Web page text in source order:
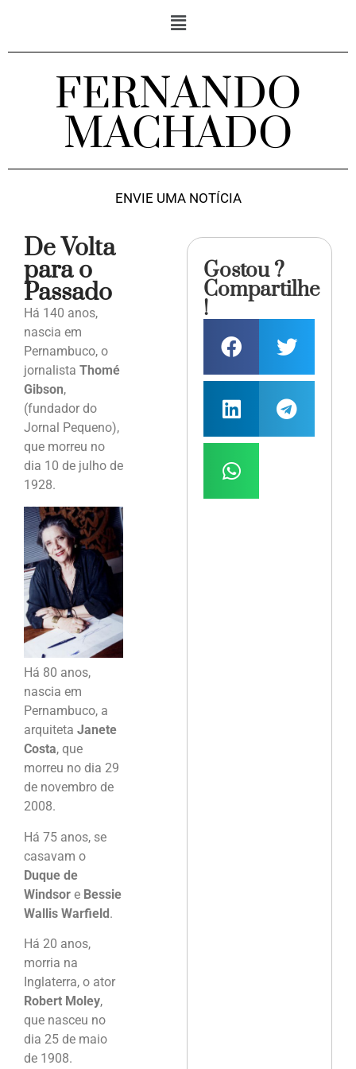
FERNANDO
MACHADO
ENVIE UMA NOTÍCIA
De Volta
para o
Passado
Há 140 anos,
nascia em
Pernambuco, o
jornalista Thomé
Gibson,
(fundador do
Jornal Pequeno),
que morreu no
dia 10 de julho de
1928.
Há 80 anos,
nascia em
Pernambuco, a
arquiteta Janete
Costa, que
morreu no dia 29
de novembro de
2008.
Há 75 anos, se
casavam o
Duque de
Windsor e Bessie
Wallis Warfield.
Há 20 anos,
morria na
Inglaterra, o ator
Robert Moley,
que nasceu no
dia 25 de maio
de 1908.
Gostou ?
Compartilhe
!